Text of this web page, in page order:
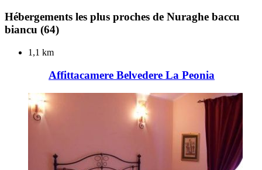
Hébergements les plus proches de Nuraghe baccu
biancu (64)
1,1 km
Affittacamere Belvedere La Peonia